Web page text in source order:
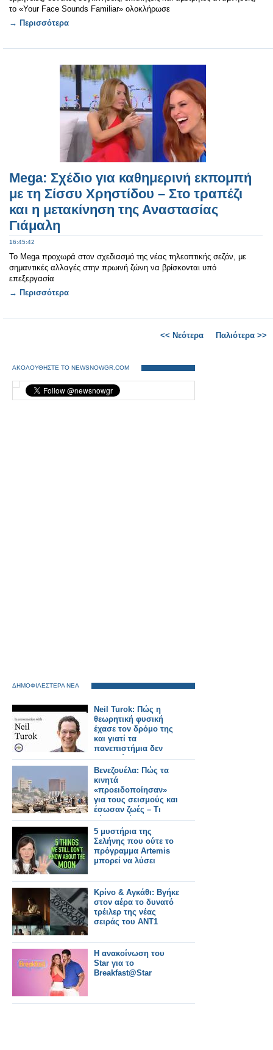
το «Your Face Sounds Familiar» ολοκλήρωσε
→ Περισσότερα
Mega: Σχέδιο για καθημερινή εκπομπή
με τη Σίσσυ Χρηστίδου – Στο τραπέζι
και η μετακίνηση της Αναστασίας
Γιάμαλη
16:45:42
Το Mega προχωρά στον σχεδιασμό της νέας τηλεοπτικής σεζόν, με
σημαντικές αλλαγές στην πρωινή ζώνη να βρίσκονται υπό
επεξεργασία
→ Περισσότερα
<< Νεότερα Παλιότερα >>
ΑΚΟΛΟΥΘΗΣΤΕ ΤΟ NEWSNOWGR.COM
ΔΗΜΟΦΙΛΕΣΤΕΡΑ ΝΕΑ
Neil Turok: Πώς η
θεωρητική φυσική
έχασε τον δρόμο της
και γιατί τα
πανεπιστήμια δεν
ενθαρρύνουν την
πρωτοτυπία
Βενεζουέλα: Πώς τα
κινητά
«προειδοποίησαν»
για τους σεισμούς και
έσωσαν ζωές – Τι
κύματα «έπιασαν»
5 μυστήρια της
Σελήνης που ούτε το
πρόγραμμα Artemis
μπορεί να λύσει
Κρίνο & Αγκάθι: Βγήκε
στον αέρα το δυνατό
τρέιλερ της νέας
σειράς του ΑΝΤ1
Η ανακοίνωση του
Star για το
Breakfast@Star